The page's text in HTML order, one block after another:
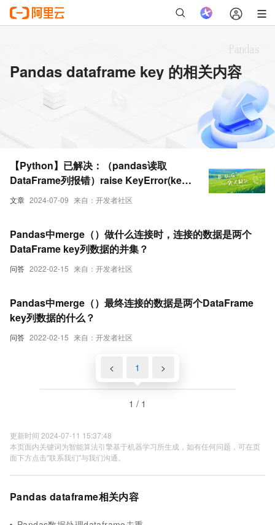
Pandas dataframe key 的相关内容
文章 2024-07-09 来自：开发者社区
【Python】已解决：（pandas读取
DataFrame列报错）raise KeyError(key)
from err KeyError: (‘name‘, ‘age‘)
问答 2022-02-15 来自：开发者社区
Pandas中merge（）做什么连接时，连接的数据是两个
DataFrame key列数据的并集？
问答 2022-02-15 来自：开发者社区
Pandas中merge（）最终连接的数据是两个DataFrame
key列数据的什么？
< 1 >
1 / 1
更新时间 2024-07-11 15:37:48
本页面内关键词为智能算法引擎基于机器学习所生成，如有任何问题，可在页
面下方点击"联系我们"与我们沟通。
Pandas dataframe相关内容